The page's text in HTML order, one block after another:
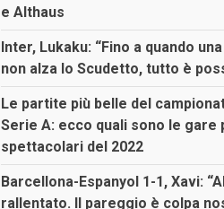
e Althaus
Inter, Lukaku: “Fino a quando
non alza lo Scudetto, tutto è
Le partite più belle del
Serie A: ecco quali sono le gare
spettacolari del 2022
Barcellona-Espanyol 1-1, Xavi:
rallentato. Il pareggio è colpa